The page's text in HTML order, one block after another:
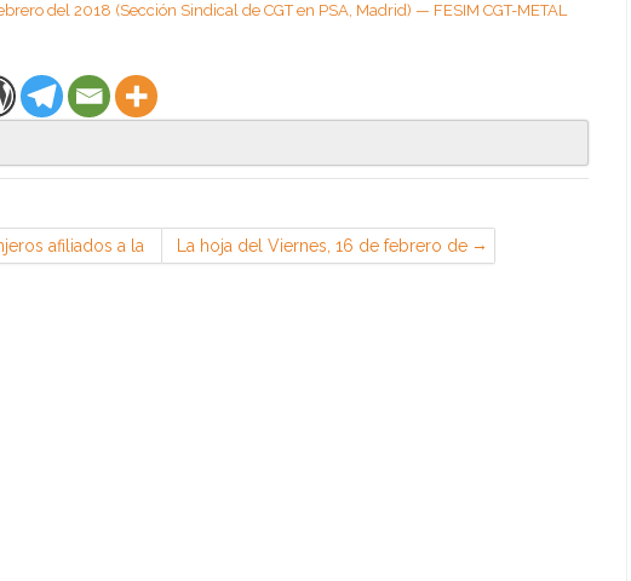
del 2018 (Sección Sindical de CGT en PSA, Madrid) — FESIM CGT-METAL
afiliados a la
sitúa en
La hoja del Viernes, 16 de febrero de
2018 (Sección Sindical de CGT en